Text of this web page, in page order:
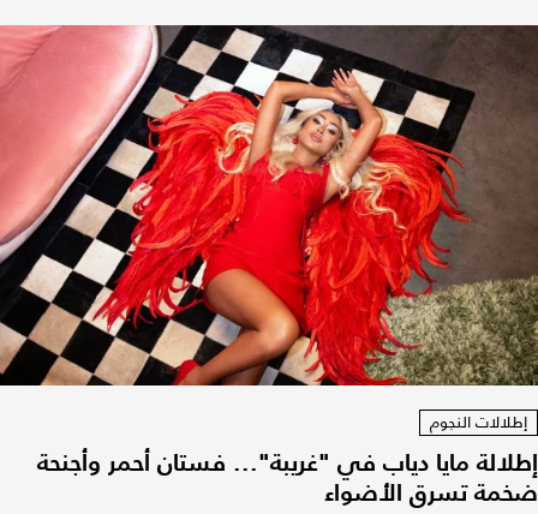
إطلالات النجوم
إطلالة مايا دياب في "غريبة"... فستان أحمر وأجنحة
ضخمة تسرق الأضواء